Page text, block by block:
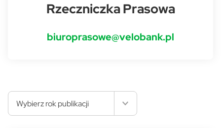
Rzeczniczka Prasowa
biuroprasowe@velobank.pl
Wybierz rok publikacji